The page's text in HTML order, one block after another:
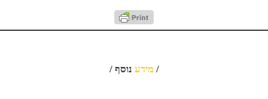
/ מידע נוסף /